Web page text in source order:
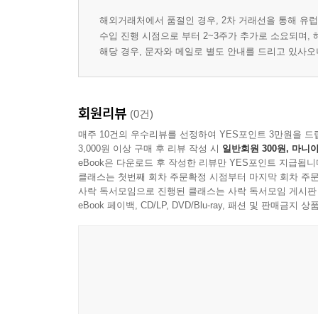
해외거래처에서 품절인 경우, 2차 거래선을 통해 유
수입 진행 시점으로 부터 2~3주가 추가로 소요되며,
해당 경우, 문자와 메일로 별도 안내를 드리고 있사
회원리뷰 (0건)
매주 10건의 우수리뷰를 선정하여 YES포인트 3만원을 드
3,000원 이상 구매 후 리뷰 작성 시 일반회원 300원, 마니
eBook은 다운로드 후 작성한 리뷰만 YES포인트 지급됩니
클래스는 첫번째 회차 주문확정 시점부터 마지막 회차 주
사락 독서모임으로 진행된 클래스는 사락 독서모임 게시
eBook 페이백, CD/LP, DVD/Blu-ray, 패션 및 판매금지 상